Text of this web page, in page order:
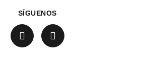
SÍGUENOS